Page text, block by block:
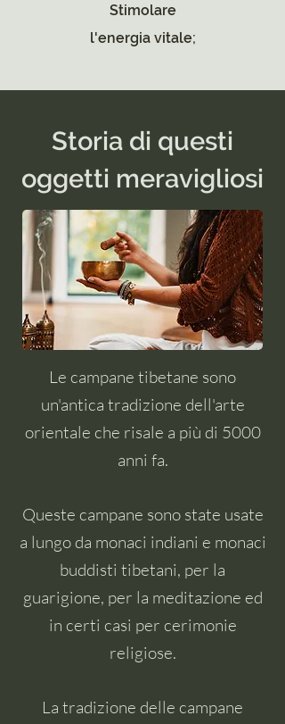
Stimolare
l'energia vitale;
Storia di questi
oggetti meravigliosi
Le campane tibetane sono
un'antica tradizione dell'arte
orientale che risale a più di 5000
anni fa.
Queste campane sono state usate
a lungo da monaci indiani e monaci
buddisti tibetani, per la
guarigione, per la meditazione ed
in certi casi per cerimonie
religiose.
La tradizione delle campane